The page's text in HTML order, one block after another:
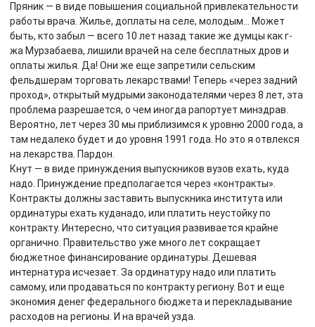
Пряник — в виде повышения социальной привлекательности
работы врача. Жилье, доплаты на селе, молодым… Может
быть, кто забыл — всего 10 лет назад такие же думцы как г-
жа Мурзабаева, лишили врачей на селе беcплатных дров и
оплаты жилья. Да! Они же еще запретили сельским
фельдшерам торговать лекарствами! Теперь «через задний
проход», открытый мудрыми законодателями через 8 лет, эта
проблема разрешается, о чем иногда рапортует минздрав.
Вероятно, лет через 30 мы приблизимся к уровню 2000 года, а
там недалеко будет и до уровня 1991 года. Но это я отвлекся
на лекарства. Пардон.
Кнут — в виде принуждения выпускников вузов ехать, куда
надо. Принуждение предполагается через «контракты».
Контракты должны заставить выпускника института или
ординатуры ехать куданадо, или платить неустойку по
контракту. Интересно, что ситуация развивается крайне
органично. Правительство уже много лет сокращает
бюджетное финансирование ординатуры. Дешевая
интернатура исчезает. За ординатуру надо или платить
самому, или продаваться по контракту региону. Вот и еще
экономия денег федерального бюджета и перекладывание
расходов на регионы. И на врачей узда.